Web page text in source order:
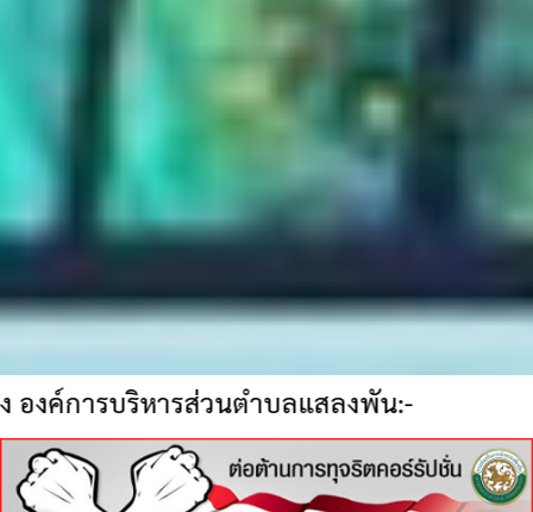
รส่วนตำบลแสลงพัน:-